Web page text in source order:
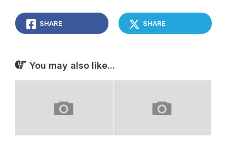
SHARE SHARE
You may also like...